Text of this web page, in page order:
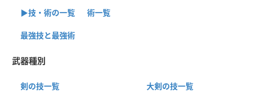
▶︎技・術の一覧 術一覧
最強技と最強術
武器種別
剣の技一覧 大剣の技一覧